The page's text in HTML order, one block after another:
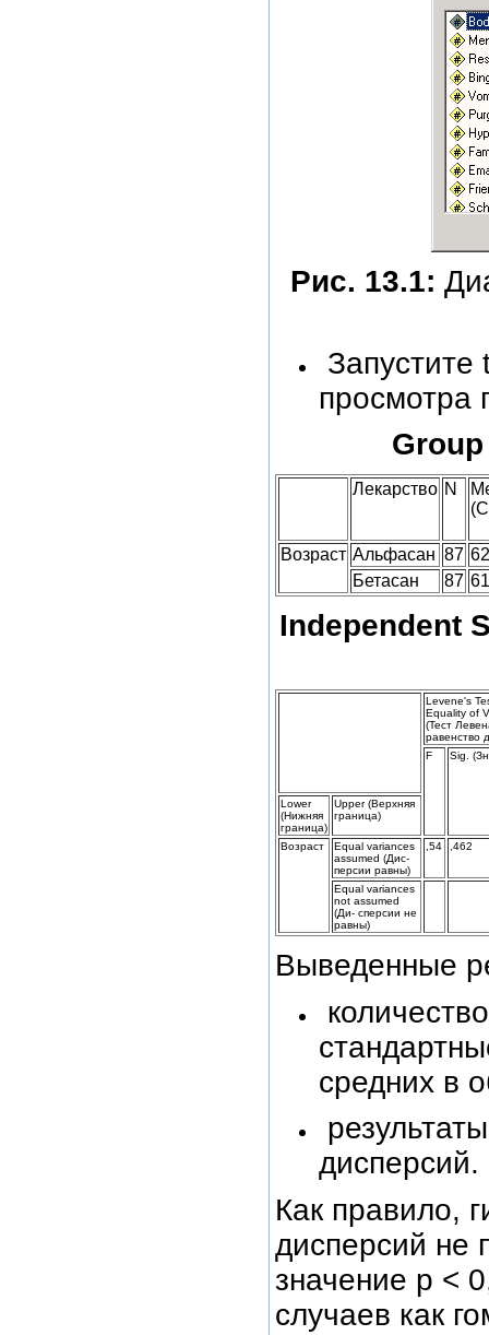
Рис. 13.1:
Запустите
просмотра
Лекарство N
Возраст Альфасан 87
Бетасан
87
Independent
Levene's
Equality of
(Тест
равенство
F
Sig.
Lower
(Нижняя
граница)
Upper (Верхняя
граница)
Возраст
Equal variances
assumed (Дис-
персии равны)
,54 ,462
Equal variances
not assumed
(Ди- сперсии не
равны)
Выведенные
средних в
дисперсий.
Как правило,
дисперсий не
значение р <
случаев как